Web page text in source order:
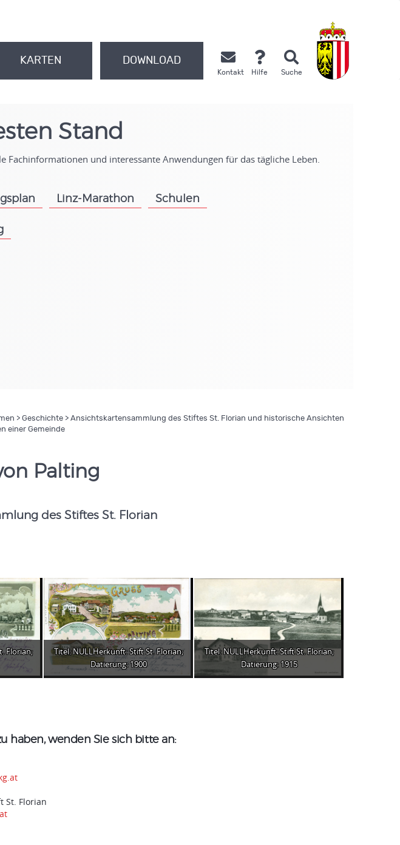
KARTEN DOWNLOAD
Kontakt Hilfe Suche
Stand
Fachinformationen und interessante Anwendungen für das tägliche Leben.
Linz-Marathon Schulen
> Geschichte> Ansichtskartensammlung des Stiftes St. Florian und historische Ansichten
einer Gemeinde
Palting
des Stiftes St. Florian
Florian;
Titel: NULLHerkunft: Stift St. Florian;
Datierung: 1900
Titel: NULLHerkunft: Stift St. Florian;
Datierung: 1915
haben, wenden Sie sich bitte an:
St. Florian